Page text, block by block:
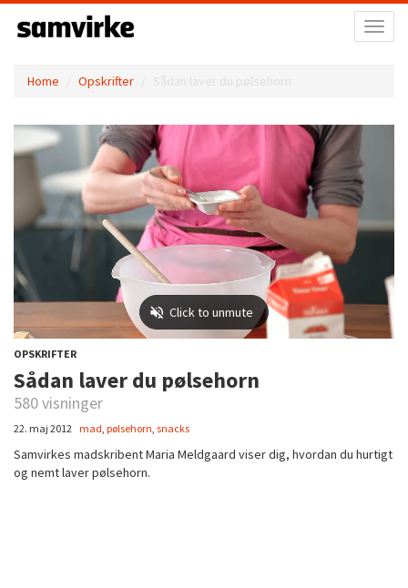
Home Opskrifter Sådan laver du pølsehorn
OPSKRIFTER
Sådan laver du pølsehorn
580 visninger
22. maj 2012 mad, pølsehorn, snacks
Samvirkes madskribent Maria Meldgaard viser dig, hvordan du hurtigt
og nemt laver pølsehorn.